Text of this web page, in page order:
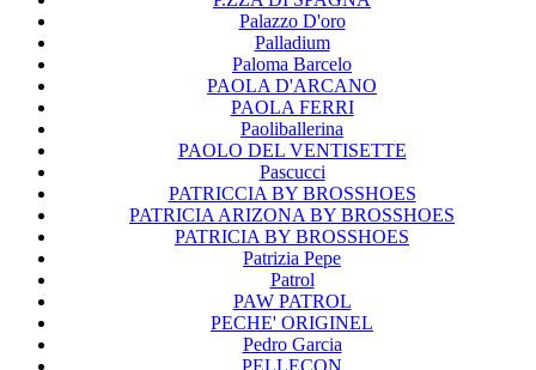
Palazzo D'oro
Palladium
Paloma Barcelo
PAOLA D'ARCANO
PAOLA FERRI
Paoliballerina
PAOLO DEL VENTISETTE
Pascucci
PATRICCIA BY BROSSHOES
PATRICIA ARIZONA BY BROSSHOES
PATRICIA BY BROSSHOES
Patrizia Pepe
Patrol
PAW PATROL
PECHE' ORIGINEL
Pedro Garcia
PELLECON